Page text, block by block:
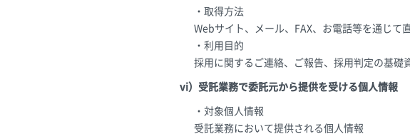
・取得方法
Webサイト、メール、FAX、お電話等を通じて
・利用目的
採用に関するご連絡、ご報告、採用判定の基礎
vi）受託業務で委託元から提供を受ける個人情報
・対象個人情報
受託業務において提供される個人情報